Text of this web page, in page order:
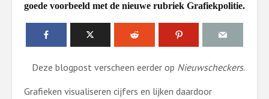
goede voorbeeld met de nieuwe rubriek Grafiekpolitie.
Deze blogpost verscheen eerder op Nieuwscheckers.
Grafieken visualiseren cijfers en lijken daardoor